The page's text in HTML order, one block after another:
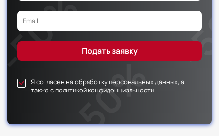
Всего
144
Форма
Я согласен на обработку персональных данных, а
также с политикой конфиденциальности